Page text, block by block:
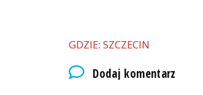
GDZIE: SZCZECIN
Dodaj komentarz